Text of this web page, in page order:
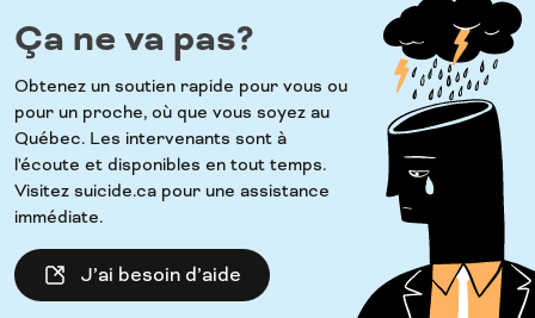
Ça ne va pas?
Obtenez un soutien rapide pour vous ou
pour un proche, où que vous soyez au
Québec. Les intervenants sont à
l'écoute et disponibles en tout temps.
Visitez suicide.ca pour une assistance
immédiate.
J’ai besoin d’aide